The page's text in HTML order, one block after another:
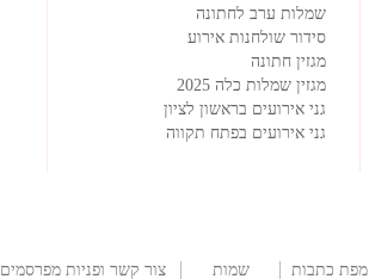
שמלות ערב לחתונה
סידור שולחנות אירוע
מגזין חתונה
מגזין שמלות כלה 2025
גני אירועים בראשון לציון
גני אירועים בפתח תקווה
מפת כתבות שמות צור קשר ופניות מפרסמים